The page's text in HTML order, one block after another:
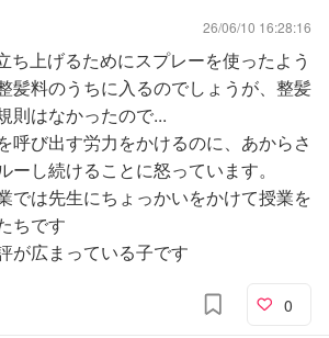
26/06/10 16:28:16
ち上げるためにスプレーを使ったよう
髪料のうちに入るのでしょうが、整髪
則はなかったので...
呼び出す労力をかけるのに、あからさ
ーし続けることに怒っています。
では先生にちょっかいをかけて授業を
ちです
が広まっている子です
0